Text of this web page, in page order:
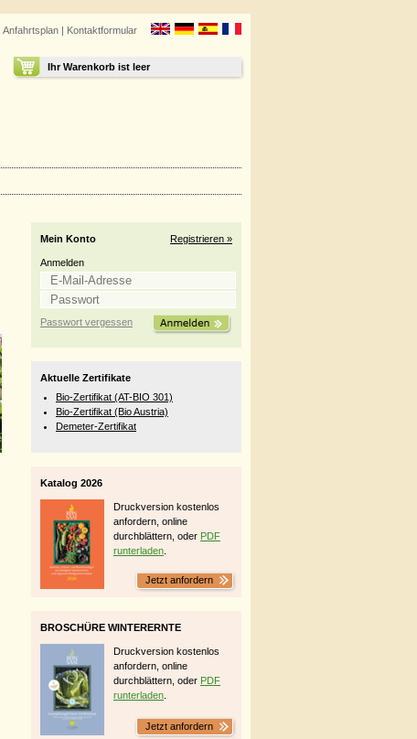
Anfahrtsplan | Kontaktformular
Ihr Warenkorb ist leer
Mein Konto Registrieren »
Anmelden
Passwort vergessen
Aktuelle Zertifikate
Bio-Zertifikat (AT-BIO 301)
Bio-Zertifikat (Bio Austria)
Demeter-Zertifikat
Katalog 2026
Druckversion kostenlos
anfordern, online
durchblättern, oder PDF
runterladen
Jetzt anfordern
BROSCHÜRE WINTERERNTE
Druckversion kostenlos
anfordern, online
durchblättern, oder PDF
runterladen
Jetzt anfordern